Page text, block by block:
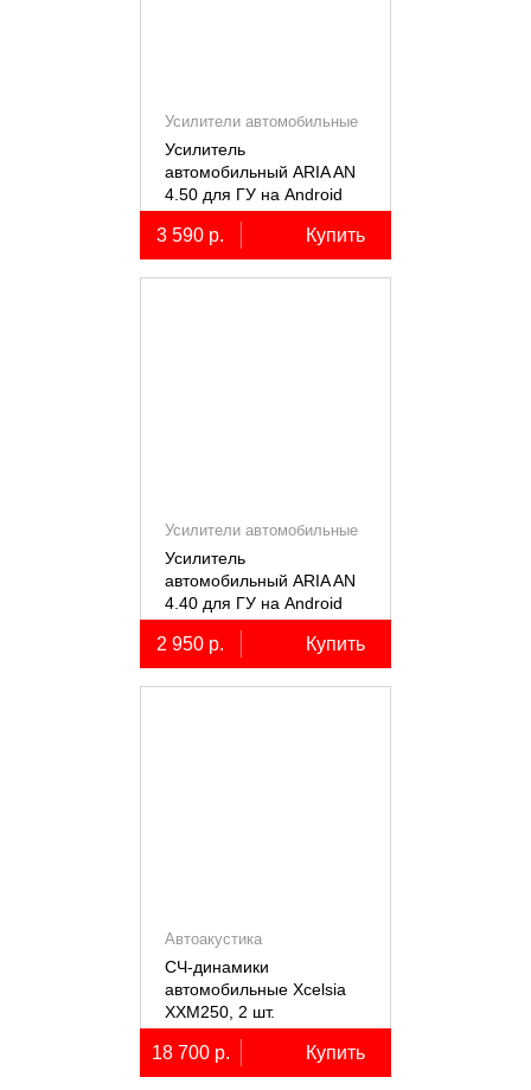
Усилители автомобильные
Усилитель
автомобильный ARIA AN
4.50 для ГУ на Android
3 590 р. Купить
Усилители автомобильные
Усилитель
автомобильный ARIA AN
4.40 для ГУ на Android
2 950 р. Купить
Автоакустика
СЧ-динамики
автомобильные Xcelsia
XXM250, 2 шт.
18 700 р. Купить